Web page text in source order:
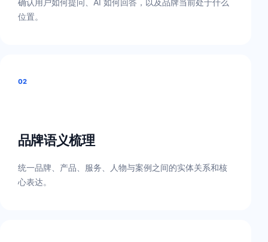
确认用户如何提问、AI 如何回答，以及品牌当前处于什么
位置。
02
品牌语义梳理
统一品牌、产品、服务、人物与案例之间的实体关系和核
心表达。